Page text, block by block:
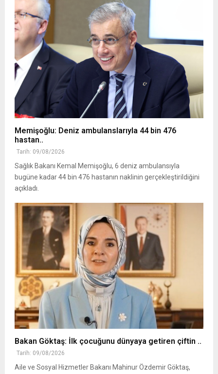
Memişoğlu: Deniz ambulanslarıyla 44 bin 476
hastan..
Tarih: 09/08/2026
Sağlık Bakanı Kemal Memişoğlu, 6 deniz ambulansıyla
bugüne kadar 44 bin 476 hastanın naklinin gerçekleştirildiğini
açıkladı.
Bakan Göktaş: İlk çocuğunu dünyaya getiren çiftin ..
Tarih: 09/08/2026
Aile ve Sosyal Hizmetler Bakanı Mahinur Özdemir Göktaş,